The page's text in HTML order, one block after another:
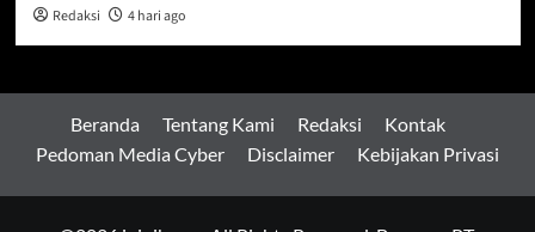
Redaksi 4 hari ago
Beranda Tentang Kami Redaksi
Kontak
Pedoman Media Cyber
Disclaimer Kebijakan Privasi